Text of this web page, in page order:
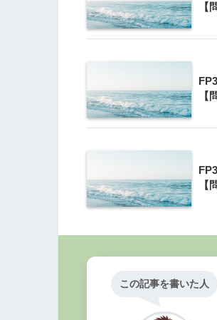
【
【
【
この記事を書いた人